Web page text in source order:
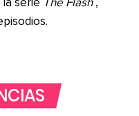
serie The Flash ,